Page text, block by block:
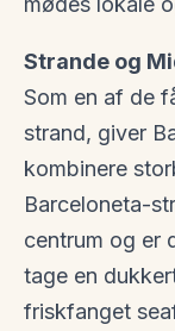
Strande og
Som en af de
strand, giver
kombinere
Barceloneta-
centrum og er
tage en
friskfanget